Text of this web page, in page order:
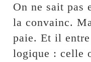
On ne sait pas
la convainc.
paie. Et il
logique : celle